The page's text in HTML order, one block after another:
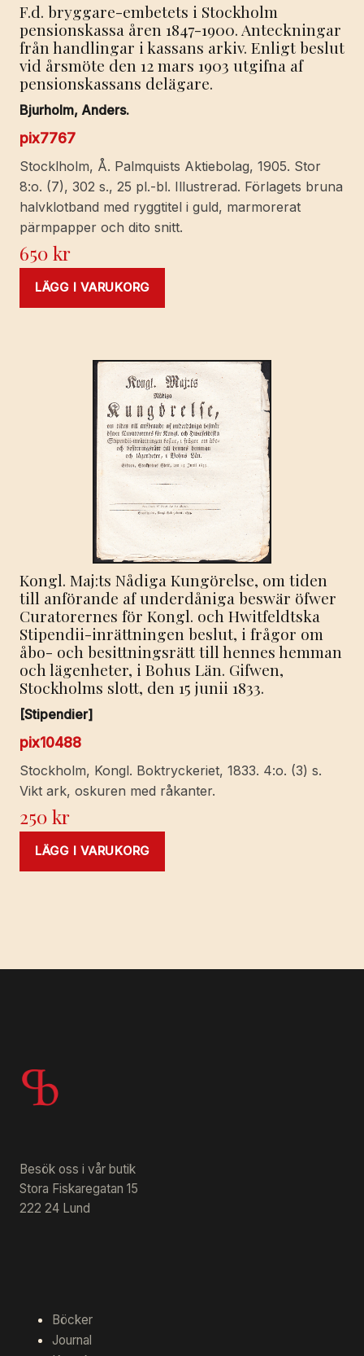
F.d. bryggare-embetets i Stockholm
pensionskassa åren 1847-1900. Anteckningar
från handlingar i kassans arkiv. Enligt beslut
vid årsmöte den 12 mars 1903 utgifna af
pensionskassans delägare.
Bjurholm, Anders.
pix7767
Stocklholm, Å. Palmquists Aktiebolag, 1905. Stor
8:o. (7), 302 s., 25 pl.-bl. Illustrerad. Förlagets bruna
halvklotband med ryggtitel i guld, marmorerat
pärmpapper och dito snitt.
650kr
LÄGG I VARUKORG
Kongl. Maj:ts Nådiga Kungörelse, om tiden
till anförande af underdåniga beswär öfwer
Curatorernes för Kongl. och Hwitfeldtska
Stipendii-inrättningen beslut, i frågor om
åbo- och besittningsrätt till hennes hemman
och lägenheter, i Bohus Län. Gifwen,
Stockholms slott, den 15 junii 1833.
[Stipendier]
pix10488
Stockholm, Kongl. Boktryckeriet, 1833. 4:o. (3) s.
Vikt ark, oskuren med råkanter.
250kr
LÄGG I VARUKORG
Besök oss i vår butik
Stora Fiskaregatan 15
222 24 Lund
Böcker
Journal